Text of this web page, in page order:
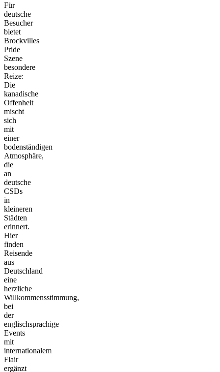
Für
deutsche
Besucher
bietet
Brockvilles
Pride
Szene
besondere
Reize:
Die
kanadische
Offenheit
mischt
sich
mit
einer
bodenständigen
Atmosphäre,
die
an
deutsche
CSDs
in
kleineren
Städten
erinnert.
Hier
finden
Reisende
aus
Deutschland
eine
herzliche
Willkommensstimmung,
bei
der
englischsprachige
Events
mit
internationalem
Flair
ergänzt